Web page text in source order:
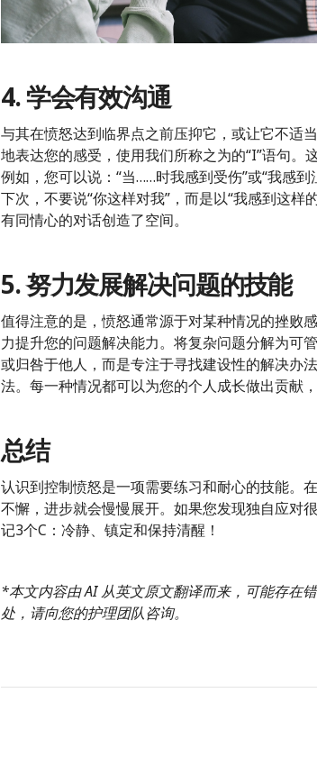
4. 学会有效沟通
与其在愤怒达到临界点之前压抑它，或让它不适
地表达您的感受，使用我们所称之为的“I”语句。
例如，您可以说：“当……时我感到受伤”或“我感
下次，不要说“你这样对我”，而是以“我感到这
有同情心的对话创造了空间。
5. 努力发展解决问题的技能
值得注意的是，愤怒通常源于对某种情况的挫败
力提升您的问题解决能力。将复杂问题分解为可
或归咎于他人，而是专注于寻找建设性的解决办
法。每一种情况都可以为您的个人成长做出贡献
总结
认识到控制愤怒是一项需要练习和耐心的技能。
不懈，进步就会慢慢展开。如果您发现独自应对
记3个C：冷静、镇定和保持清醒！
*本文内容由 AI 从英文原文翻译而来，可能存在
处，请向您的护理团队咨询。